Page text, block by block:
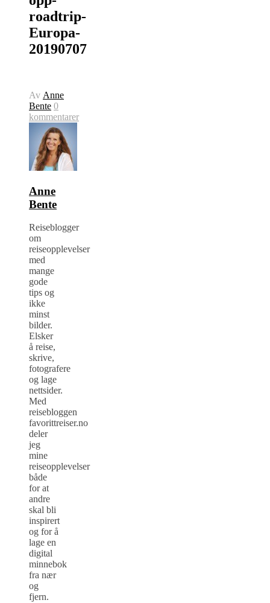
roadtrip-
Europa-
20190707
Av Anne
Bente 0
kommentarer
Anne
Bente
Reiseblogger
om
reiseopplevelser
med
mange
gode
tips og
ikke
minst
bilder.
Elsker
å reise,
skrive,
fotografere
og lage
nettsider.
Med
reisebloggen
favorittreiser.no
deler
jeg
mine
reiseopplevelser
både
for at
andre
skal bli
inspirert
og for å
lage en
digital
minnebok
fra nær
og
fjern.